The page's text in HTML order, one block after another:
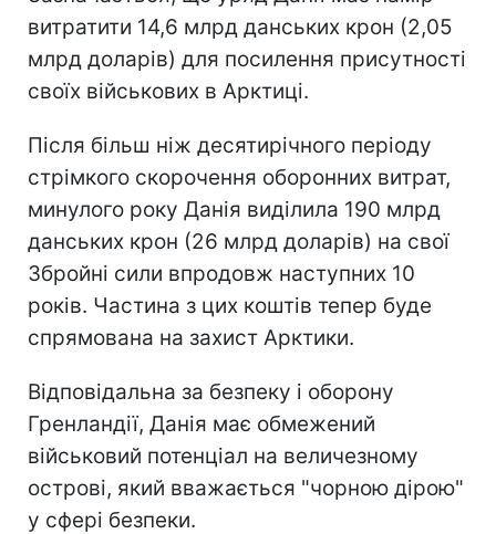
витратити 14,6 млрд данських крон (2,05
млрд доларів) для посилення присутності
своїх військових в Арктиці.
Після більш ніж десятирічного періоду
стрімкого скорочення оборонних витрат,
минулого року Данія виділила 190 млрд
данських крон (26 млрд доларів) на свої
Збройні сили впродовж наступних 10
років. Частина з цих коштів тепер буде
спрямована на захист Арктики.
Відповідальна за безпеку і оборону
Гренландії, Данія має обмежений
військовий потенціал на величезному
острові, який вважається "чорною дірою"
у сфері безпеки.